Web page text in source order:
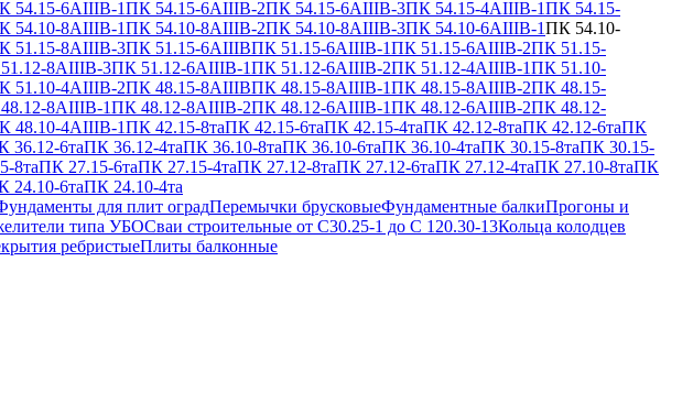
54.15-6АIIIВ-1ПК 54.15-6АIIIВ-2ПК 54.15-6АIIIВ-3ПК 54.15-4АIIIВ-1ПК 54.15-
54.10-8АIIIВ-1ПК 54.10-8АIIIВ-2ПК 54.10-8АIIIВ-3ПК 54.10-6АIIIВ-1ПК 54.10-
51.15-8АIIIВ-3ПК 51.15-6АIIIВПК 51.15-6АIIIВ-1ПК 51.15-6АIIIВ-2ПК 51.15-
8АIIIВ-3ПК 51.12-6АIIIВ-1ПК 51.12-6АIIIВ-2ПК 51.12-4АIIIВ-1ПК 51.10-
51.10-4АIIIВ-2ПК 48.15-8АIIIВПК 48.15-8АIIIВ-1ПК 48.15-8АIIIВ-2ПК 48.15-
8АIIIВ-1ПК 48.12-8АIIIВ-2ПК 48.12-6АIIIВ-1ПК 48.12-6АIIIВ-2ПК 48.12-
48.10-4АIIIВ-1ПК 42.15-8таПК 42.15-6таПК 42.15-4таПК 42.12-8таПК 42.12-6таПК
36.12-6таПК 36.12-4таПК 36.10-8таПК 36.10-6таПК 36.10-4таПК 30.15-8таПК 30.15-
8таПК 27.15-6таПК 27.15-4таПК 27.12-8таПК 27.12-6таПК 27.12-4таПК 27.10-8таПК
24.10-6таПК 24.10-4та
для плит оградПеремычки брусковыеФундаментные балкиПрогоны и
типа УБОСваи строительные от С30.25-1 до С 120.30-13Кольца колодцев
ребристыеПлиты балконные